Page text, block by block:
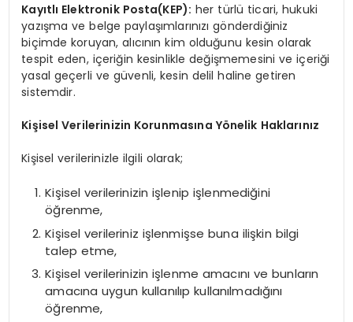
Kayıtlı Elektronik Posta(KEP): her türlü ticari, hukuki
yazışma ve belge paylaşımlarınızı gönderdiğiniz
biçimde koruyan, alıcının kim olduğunu kesin olarak
tespit eden, içeriğin kesinlikle değişmemesini ve içeriği
yasal geçerli ve güvenli, kesin delil haline getiren
sistemdir.
Kişisel Verilerinizin Korunmasına Yönelik Haklarınız
Kişisel verilerinizle ilgili olarak;
Kişisel verilerinizin işlenip işlenmediğini
öğrenme,
Kişisel verileriniz işlenmişse buna ilişkin bilgi
talep etme,
Kişisel verilerinizin işlenme amacını ve bunların
amacına uygun kullanılıp kullanılmadığını
öğrenme,